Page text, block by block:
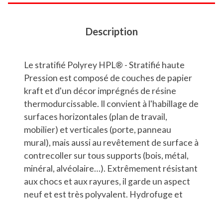
Description
Le stratifié Polyrey HPL® - Stratifié haute
Pression est composé de couches de papier
kraft et d'un décor imprégnés de résine
thermodurcissable. Il convient à l'habillage de
surfaces horizontales (plan de travail,
mobilier) et verticales (porte, panneau
mural), mais aussi au revêtement de surface à
contrecoller sur tous supports (bois, métal,
minéral, alvéolaire…). Extrêmement résistant
aux chocs et aux rayures, il garde un aspect
neuf et est très polyvalent. Hydrofuge et